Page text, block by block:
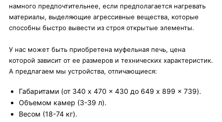
намного предпочтительнее, если предполагается нагревать
материалы, выделяющие агрессивные вещества, которые
способны быстро вывести из строя открытые элементы.
У нас может быть приобретена муфельная печь, цена
которой зависит от ее размеров и технических характеристик.
А предлагаем мы устройства, отличающиеся:
Габаритами (от 340 x 470 x 430 до 649 x 899 x 739).
Объемом камер (3-39 л).
Весом (18-74 кг).